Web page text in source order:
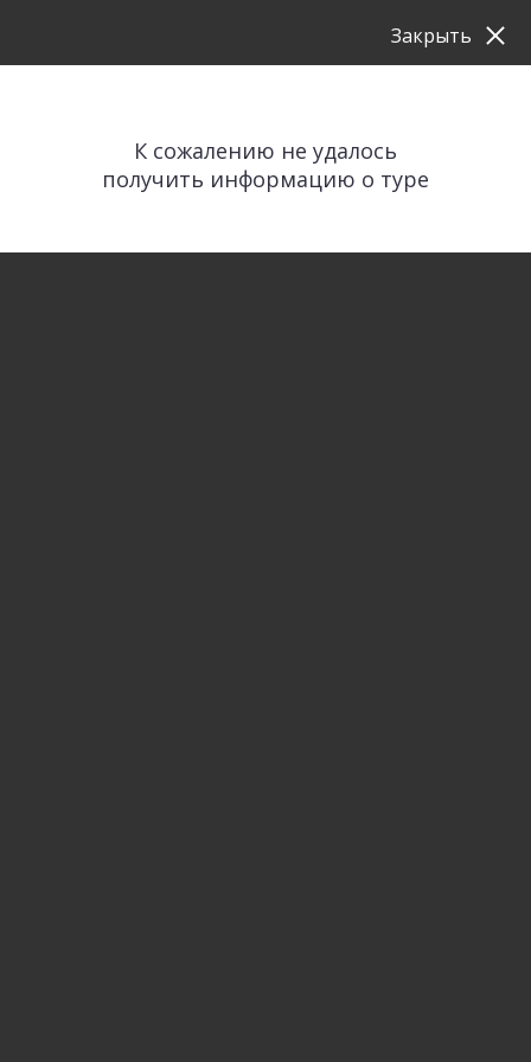
К сожалению не удалось
получить информацию о туре
Закрыть